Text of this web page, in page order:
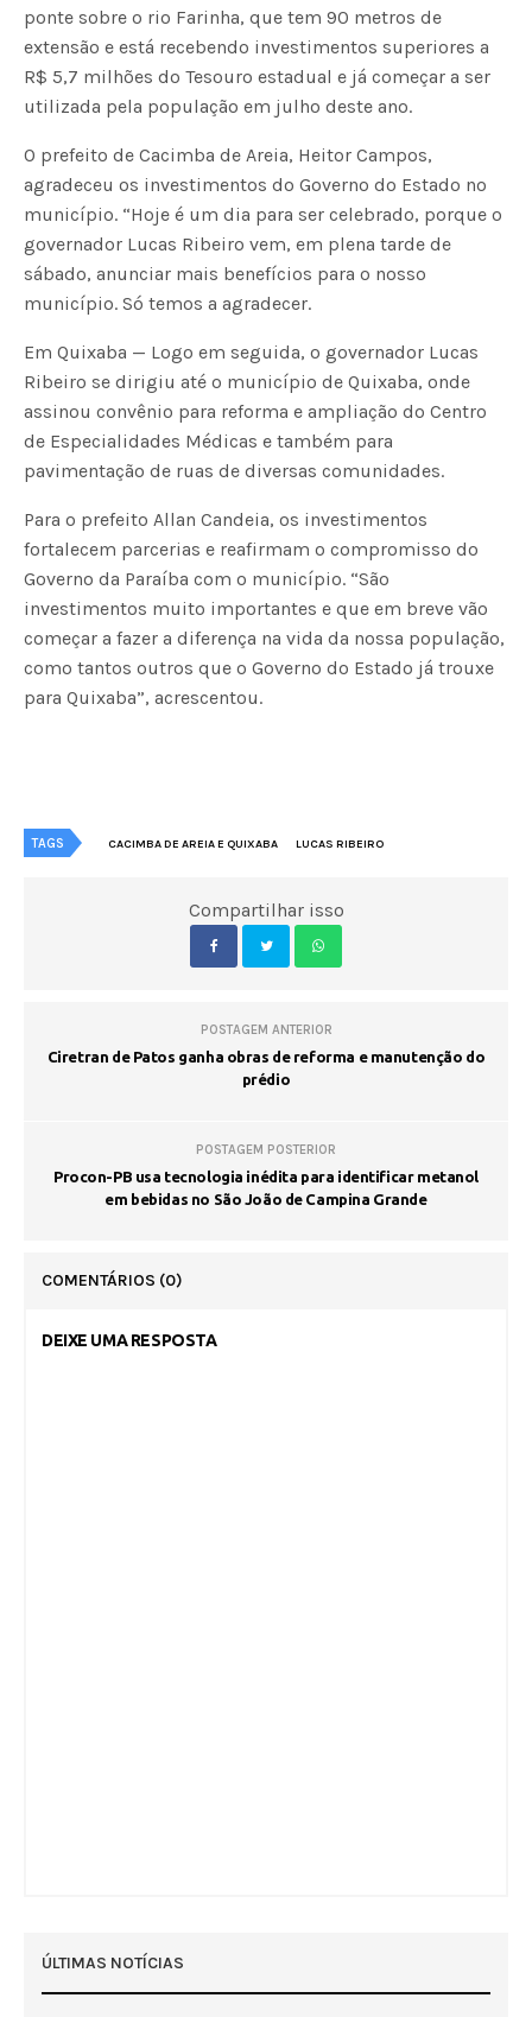
ponte sobre o rio Farinha, que tem 90 metros de
extensão e está recebendo investimentos superiores a
R$ 5,7 milhões do Tesouro estadual e já começar a ser
utilizada pela população em julho deste ano.
O prefeito de Cacimba de Areia, Heitor Campos,
agradeceu os investimentos do Governo do Estado no
município. “Hoje é um dia para ser celebrado, porque o
governador Lucas Ribeiro vem, em plena tarde de
sábado, anunciar mais benefícios para o nosso
município. Só temos a agradecer.
Em Quixaba — Logo em seguida, o governador Lucas
Ribeiro se dirigiu até o município de Quixaba, onde
assinou convênio para reforma e ampliação do Centro
de Especialidades Médicas e também para
pavimentação de ruas de diversas comunidades.
Para o prefeito Allan Candeia, os investimentos
fortalecem parcerias e reafirmam o compromisso do
Governo da Paraíba com o município. “São
investimentos muito importantes e que em breve vão
começar a fazer a diferença na vida da nossa população,
como tantos outros que o Governo do Estado já trouxe
para Quixaba”, acrescentou.
TAGS CACIMBA DE AREIA E QUIXABA LUCAS RIBEIRO
Compartilhar isso
POSTAGEM ANTERIOR
Ciretran de Patos ganha obras de reforma e manutenção do
prédio
POSTAGEM POSTERIOR
Procon-PB usa tecnologia inédita para identificar metanol
em bebidas no São João de Campina Grande
COMENTÁRIOS (0)
DEIXE UMA RESPOSTA
ÚLTIMAS NOTÍCIAS